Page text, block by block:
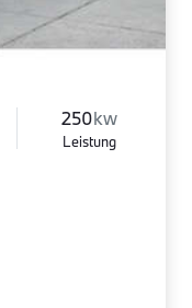
250kw
Leistung